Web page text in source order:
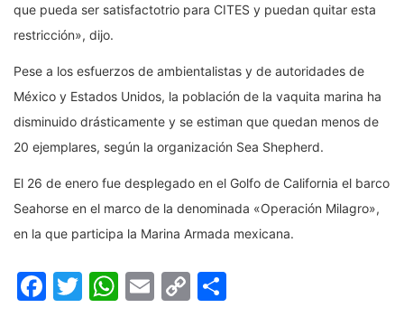
que pueda ser satisfactotrio para CITES y puedan quitar esta
restricción», dijo.
Pese a los esfuerzos de ambientalistas y de autoridades de
México y Estados Unidos, la población de la vaquita marina ha
disminuido drásticamente y se estiman que quedan menos de
20 ejemplares, según la organización Sea Shepherd.
El 26 de enero fue desplegado en el Golfo de California el barco
Seahorse en el marco de la denominada «Operación Milagro»,
en la que participa la Marina Armada mexicana.
Facebook
Twitter
WhatsApp
Email
Copy